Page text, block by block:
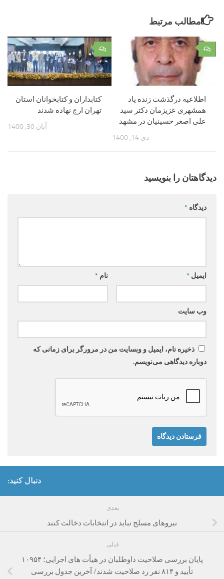
مطالب مرتبط
۰
کتابداران و کتابخوانان ‌استان
تهران ارج نهاده شدند
آبان 30, 1400
۰
اطلاعیه درگذشت زنده یاد
همشهری عزیزمان دکتر سید
علی اصغر حسینیان در مشهد
دی 14, 1400
دیدگاهتان را بنویسید
دیدگاه *
نام * ایمیل *
وب‌ سایت
ذخیره نام، ایمیل و وبسایت من در مرورگر برای زمانی که
دوباره دیدگاهی می‌نویسم.
دنبال کنید:
بعدی
نیروهای مسلح نباید در انتخابات دخالت کنند
قبلی
پایان بررسی صلاحیت داوطلبان در هیأت های اجرایی؛ ۱۰۹۵۴
تأیید و ۸۱۴ نفر رد صلاحیت شدند/ آخرین جدول بررسی